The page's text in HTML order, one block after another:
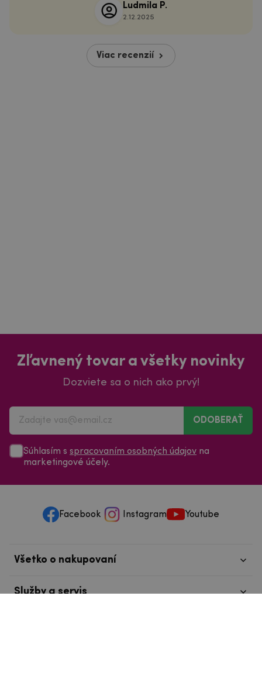
Ludmila P.
2.12.2025
Viac recenzií
Zľavnený tovar a všetky novinky
Dozviete sa o nich ako prvý!
ODOBERAŤ
Súhlasím s spracovaním osobných údajov na
marketingové účely.
Facebook Instagram Youtube
Všetko o nakupovaní
Služby a servis